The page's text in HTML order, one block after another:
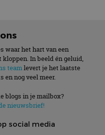
waar het hart van een
In beeld én geluid,
teamlevert je het laatste
en nog veel meer.
blogs in je mailbox?
nieuwsbrief!
social media